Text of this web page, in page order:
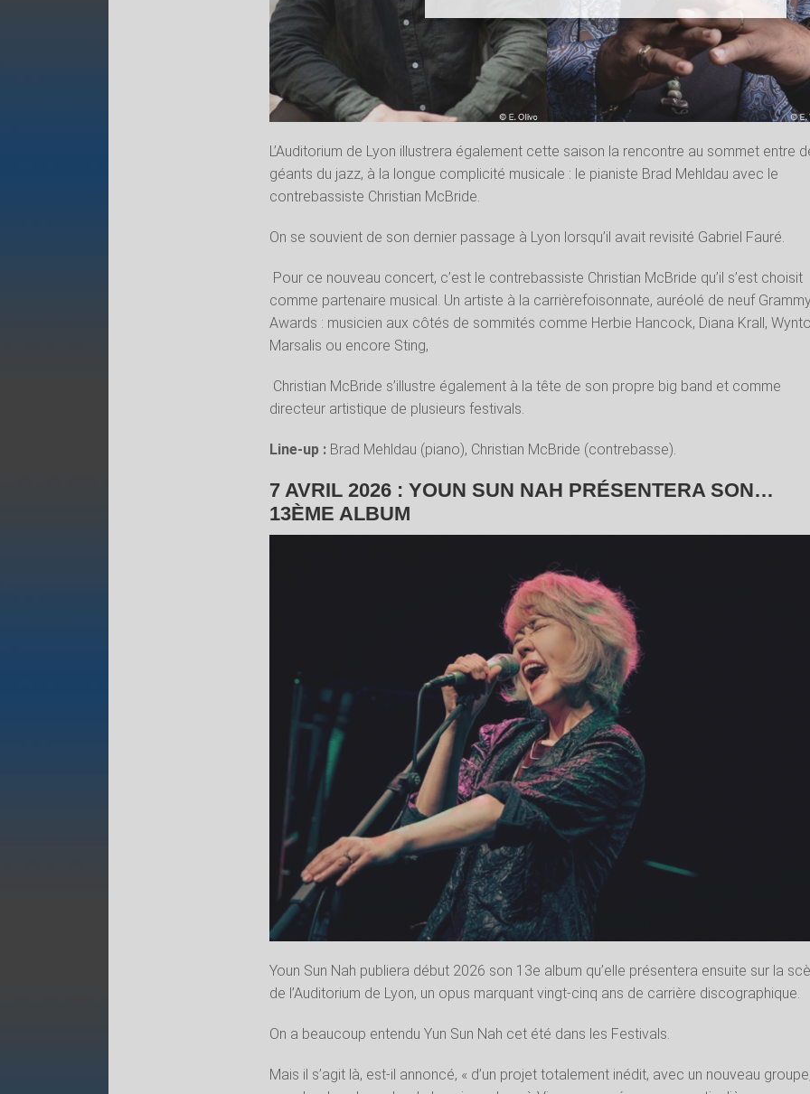
L’Auditorium de Lyon illustrera également cette saison la rencontre au sommet entre
géants du jazz, à la longue complicité musicale : le pianiste Brad Mehldau avec le
contrebassiste Christian McBride.
On se souvient de son dernier passage à Lyon lorsqu’il avait revisité Gabriel Fauré.
Pour ce nouveau concert, c’est le contrebassiste Christian McBride qu’il s’est choisit
comme partenaire musical. Un artiste à la carrièrefoisonnate, auréolé de neuf
Awards : musicien aux côtés de sommités comme Herbie Hancock, Diana Krall,
Marsalis ou encore Sting,
Christian McBride s’illustre également à la tête de son propre big band et comme
directeur artistique de plusieurs festivals.
Line-up : Brad Mehldau (piano), Christian McBride (contrebasse).
7 AVRIL 2026 : YOUN SUN NAH PRÉSENTERA SON…
13ÈME ALBUM
Youn Sun Nah publiera début 2026 son 13e album qu’elle présentera ensuite sur la
de l’Auditorium de Lyon, un opus marquant vingt-cinq ans de carrière discographique.
On a beaucoup entendu Yun Sun Nah cet été dans les Festivals.
Mais il s’agit là, est-il annoncé, « d’un projet totalement inédit, avec un nouveau